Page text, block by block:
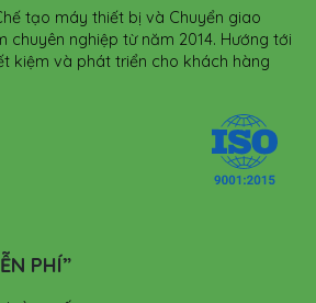
tạo máy thiết bị và Chuyển giao
chuyên nghiệp từ năm 2014. Hướng tới
kiệm và phát triển cho khách hàng
PHÍ”